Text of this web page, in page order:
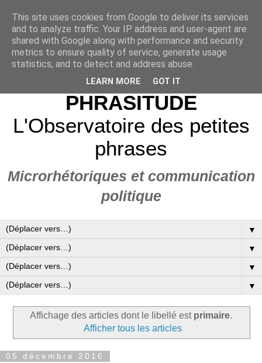
PHRASITUDE
L'Observatoire des petites
phrases
Microrhétoriques et communication
politique
▼
▼
▼
▼
Affichage des articles dont le libellé est primaire.
Afficher tous les articles
05 décembre 2016
This site uses cookies from Google to deliver its services
and to analyze traffic. Your IP address and user-agent are
shared with Google along with performance and security
metrics to ensure quality of service, generate usage
statistics, and to detect and address abuse.
LEARN MORE GOT IT